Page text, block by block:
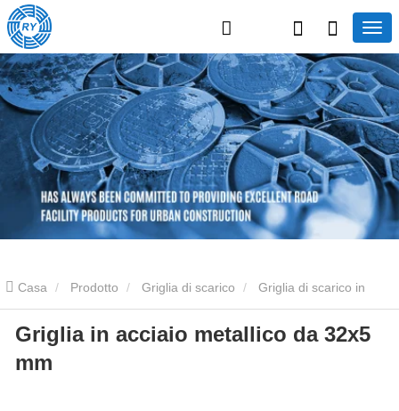
Casa Prodotto Griglia di scarico Griglia di scarico in
acciaio inossidabile Griglia in acciaio metallico da 32x5 mm
Griglia in acciaio metallico da 32x5
mm